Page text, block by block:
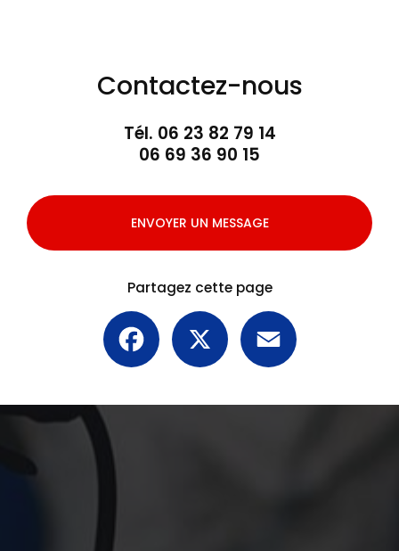
Contactez-nous
Tél. 06 23 82 79 14
06 69 36 90 15
ENVOYER UN MESSAGE
Partagez cette page
Facebook